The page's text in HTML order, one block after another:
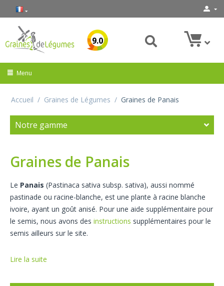
9.0
Menu
Accueil / Graines de Légumes / Graines de Panais
Notre gamme
Graines de Panais
Le Panais (Pastinaca sativa subsp. sativa), aussi nommé
pastinade ou racine-blanche, est une plante à racine blanche
ivoire, ayant un goût anisé. Pour une aide supplémentaire pour
le semis, nous avons des instructions supplémentaires pour le
semis ailleurs sur le site.
Lire la suite